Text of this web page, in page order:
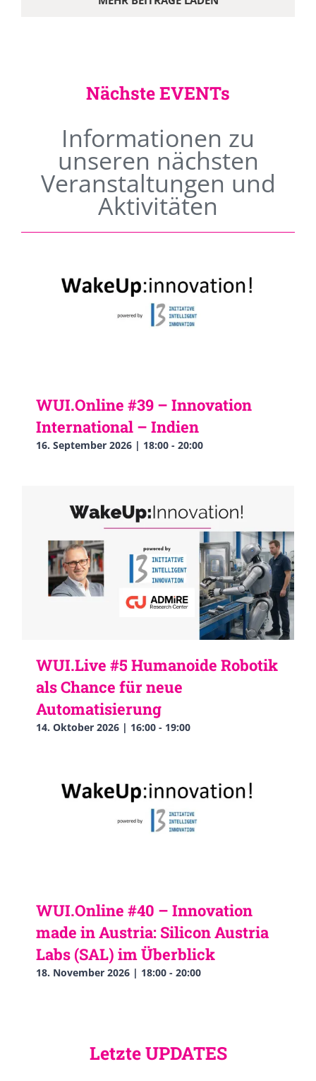
Nächste EVENTs
Informationen zu
unseren nächsten
Veranstaltungen und
Aktivitäten
WUI.Online #39 – Innovation
International – Indien
16. September 2026 | 18:00 - 20:00
WUI.Live #5 Humanoide Robotik
als Chance für neue
Automatisierung
14. Oktober 2026 | 16:00 - 19:00
WUI.Online #40 – Innovation
made in Austria: Silicon Austria
Labs (SAL) im Überblick
18. November 2026 | 18:00 - 20:00
Letzte UPDATES